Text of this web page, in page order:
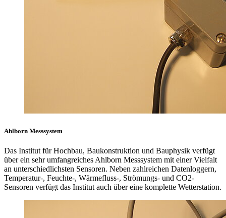
Ahlborn Messsystem
Das Institut für Hochbau, Baukonstruktion und Bauphysik verfügt
über ein sehr umfangreiches Ahlborn Messsystem mit einer Vielfalt
an unterschiedlichsten Sensoren. Neben zahlreichen Datenloggern,
Temperatur-, Feuchte-, Wärmefluss-, Strömungs- und CO2-
Sensoren verfügt das Institut auch über eine komplette Wetterstation.